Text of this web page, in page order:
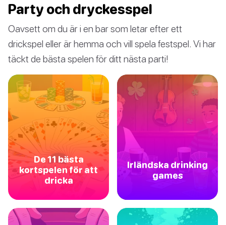
Party och dryckesspel
Oavsett om du är i en bar som letar efter ett
drickspel eller är hemma och vill spela festspel. Vi har
täckt de bästa spelen för ditt nästa parti!
De 11 bästa
kortspelen för att
dricka
Irländska drinking
games